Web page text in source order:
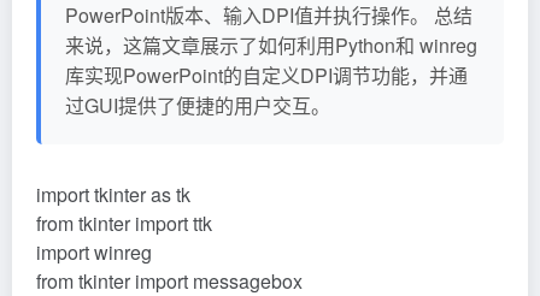
PowerPoint版本、输入DPI值并执行操作。 总结
来说，这篇文章展示了如何利用Python和 winreg
库实现PowerPoint的自定义DPI调节功能，并通
过GUI提供了便捷的用户交互。
import tkinter as tk
from tkinter import ttk
import winreg
from tkinter import messagebox